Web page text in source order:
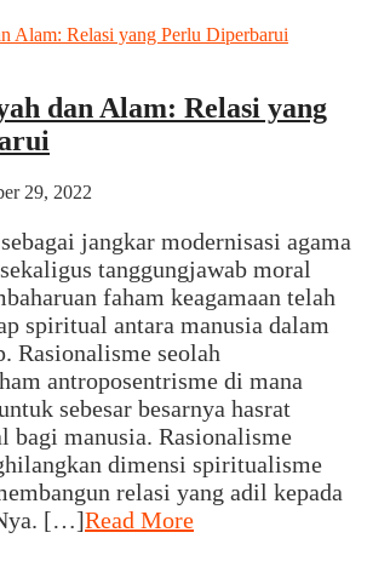
dan Alam: Relasi yang
29, 2022
jangkar modernisasi agama
tanggungjawab moral
faham keagamaan telah
spiritual antara manusia dalam
Rasionalisme seolah
antroposentrisme di mana
sebesar besarnya hasrat
bagi manusia. Rasionalisme
dimensi spiritualisme
relasi yang adil kepada
[…]Read More